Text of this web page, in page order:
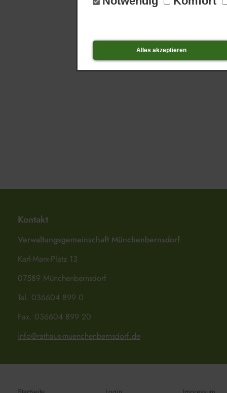
Alles akzeptieren
Kontakt
Verwaltungsgemeinschaft Münchenbernsdorf
Karl-Marx-Platz 13
07589 Münchenbernsdorf
Tel. 036604 899 0
Fax. 036604 899 20
info@rathaus-muenchenbernsdorf.de